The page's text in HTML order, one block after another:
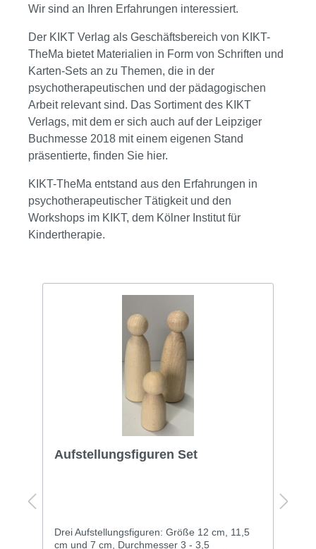
Wir sind an Ihren Erfahrungen interessiert.
Der KIKT Verlag als Geschäftsbereich von KIKT-
TheMa bietet Materialien in Form von Schriften und
Karten-Sets an zu Themen, die in der
psychotherapeutischen und der pädagogischen
Arbeit relevant sind. Das Sortiment des KIKT
Verlags, mit dem er sich auch auf der Leipziger
Buchmesse 2018 mit einem eigenen Stand
präsentierte, finden Sie hier.
KIKT-TheMa entstand aus den Erfahrungen in
psychotherapeutischer Tätigkeit und den
Workshops im KIKT, dem Kölner Institut für
Kindertherapie.
12 cm, 11,5
Meyer-Enders/Lehmkuhl/Hopf:
Einblicke gewinnen – Verstehen vertiefen –
Entwicklung begleiten Dieses Fachbuch